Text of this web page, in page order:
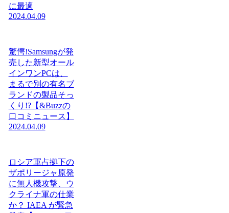
に最適
2024.04.09
驚愕!Samsungが発
売した新型オール
インワンPCは、
まるで別の有名ブ
ランドの製品そっ
くり!?【&Buzzの
口コミニュース】
2024.04.09
ロシア軍占拠下の
ザポリージャ原発
に無人機攻撃、ウ
クライナ軍の仕業
か？ IAEA が緊急